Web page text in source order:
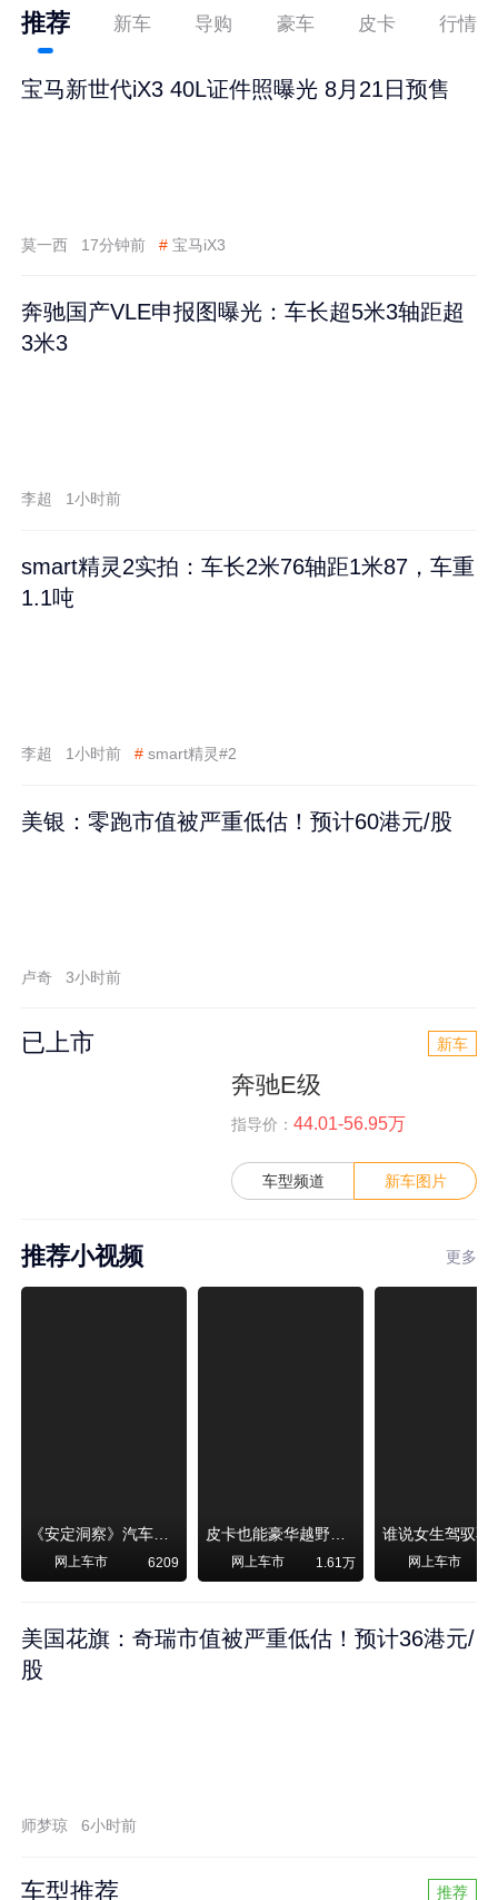
推荐 新车 导购 豪车 皮卡 行情
宝马新世代iX3 40L证件照曝光 8月21日预售
莫一西 17分钟前 # 宝马iX3
奔驰国产VLE申报图曝光：车长超5米3轴距超
3米3
李超 1小时前
smart精灵2实拍：车长2米76轴距1米87，车重
1.1吨
李超 1小时前 # smart精灵#2
美银：零跑市值被严重低估！预计60港元/股
卢奇 3小时前
已上市 新车
奔驰E级
指导价： 44.01-56.95万
车型频道 新车图片
推荐小视频 更多
《安定洞察》汽车烧不烧油，和石油安全无关！
网上车市 6209
皮卡也能豪华越野！纵横F700上市，限时卖29.99万起
网上车市 1.61万 网上车市
美国花旗：奇瑞市值被严重低估！预计36港元/
股
师梦琼 6小时前
车型推荐 推荐